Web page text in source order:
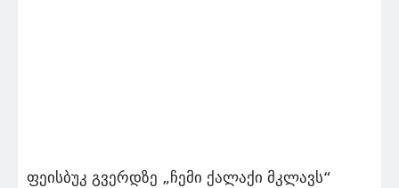
ფეისბუკ გვერდზე „ჩემი ქალაქი მკლავს“